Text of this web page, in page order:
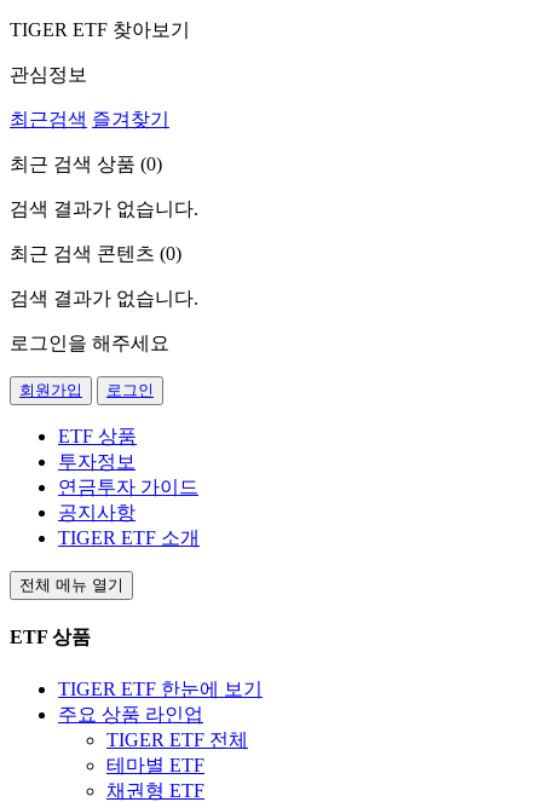
TIGER ETF 찾아보기
관심정보
최근검색 즐겨찾기
최근 검색 상품 (0)
검색 결과가 없습니다.
최근 검색 콘텐츠 (0)
검색 결과가 없습니다.
로그인을 해주세요
회원가입 로그인
ETF 상품
투자정보
연금투자 가이드
공지사항
TIGER ETF 소개
전체 메뉴 열기
ETF 상품
TIGER ETF 한눈에 보기
주요 상품 라인업
TIGER ETF 전체
테마별 ETF
채권형 ETF